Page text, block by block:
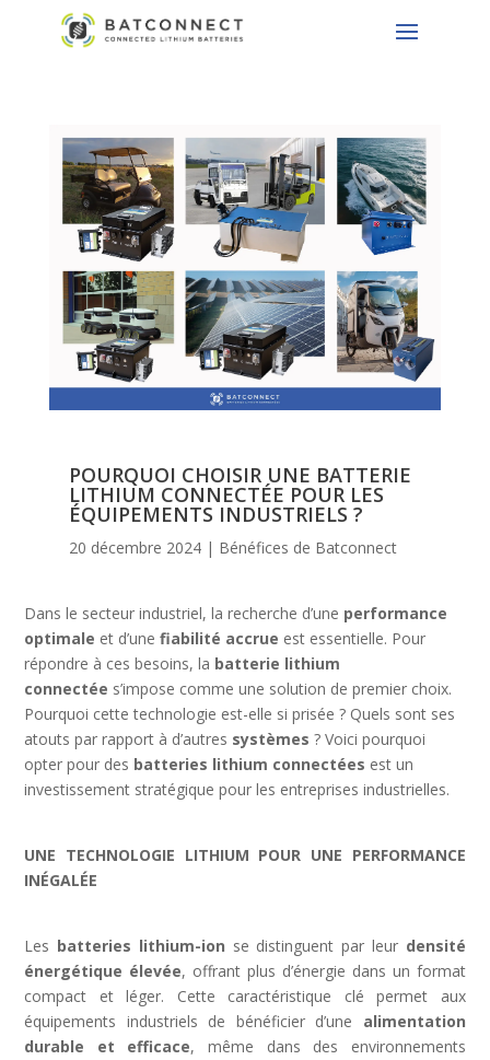
POURQUOI CHOISIR UNE BATTERIE
LITHIUM CONNECTÉE POUR LES
ÉQUIPEMENTS INDUSTRIELS ?
20 décembre 2024| Bénéfices de Batconnect
Dans le secteur industriel, la recherche d’une performance
optimale et d’unefiabilité accrue est essentielle. Pour
répondre à ces besoins, la batterie lithium
connectée s’impose comme une solution de premier choix.
Pourquoi cette technologie est-elle si prisée ? Quels sont ses
atouts par rapport à d’autres systèmes ? Voici pourquoi
opter pour des batteries lithium connectées est un
investissement stratégique pour les entreprises industrielles.
UNE TECHNOLOGIE LITHIUM POUR UNE PERFORMANCE
INÉGALÉE
Les batteries lithium-ion se distinguent par leur densité
énergétique élevée, offrant plus d’énergie dans un format
compact et léger. Cette caractéristique clé permet aux
équipements industriels de bénéficier d’une alimentation
durable et efficace, même dans des environnements